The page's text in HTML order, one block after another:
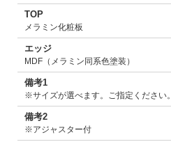
TOP
メラミン化粧板
エッジ
MDF（メラミン同系色塗装）
備考1
※サイズが選べます。ご指定ください。
備考2
※アジャスター付